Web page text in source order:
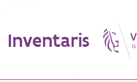
Inventaris